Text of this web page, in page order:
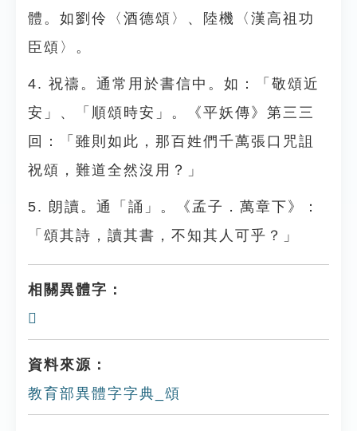
體。如劉伶〈酒德頌〉、陸機〈漢高祖功
臣頌〉。
4. 祝禱。通常用於書信中。如：「敬頌近
安」、「順頌時安」。《平妖傳》第三三
回：「雖則如此，那百姓們千萬張口咒詛
祝頌，難道全然沒用？」
5. 朗讀。通「誦」。《孟子．萬章下》：
「頌其詩，讀其書，不知其人可乎？」
相關異體字：
𩔜
資料來源：
教育部異體字字典_頌